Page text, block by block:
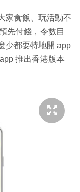
家食飯、玩活動不
先付錢，令數目
少都要特地開 app
推出香港版本